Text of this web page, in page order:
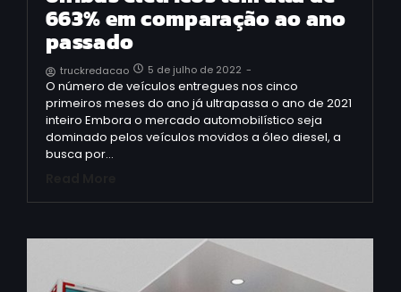
663% em comparação ao ano
passado
truckredacao 5 de julho de 2022 -
O número de veículos entregues nos cinco
primeiros meses do ano já ultrapassa o ano de 2021
inteiro Embora o mercado automobilístico seja
dominado pelos veículos movidos a óleo diesel, a
busca por…